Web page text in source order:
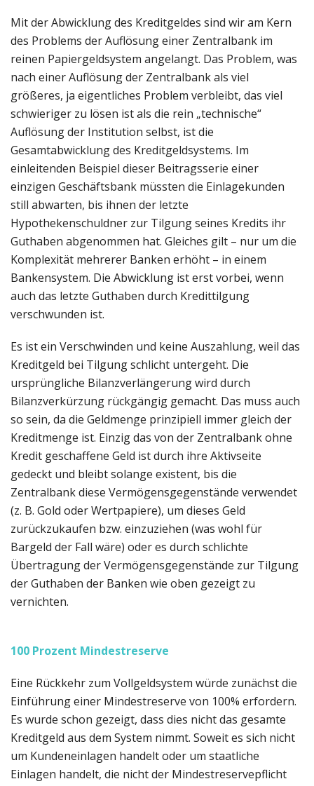
Mit der Abwicklung des Kreditgeldes sind wir am Kern
des Problems der Auflösung einer Zentralbank im
reinen Papiergeldsystem angelangt. Das Problem, was
nach einer Auflösung der Zentralbank als viel
größeres, ja eigentliches Problem verbleibt, das viel
schwieriger zu lösen ist als die rein „technische“
Auflösung der Institution selbst, ist die
Gesamtabwicklung des Kreditgeldsystems. Im
einleitenden Beispiel dieser Beitragsserie einer
einzigen Geschäftsbank müssten die Einlagekunden
still abwarten, bis ihnen der letzte
Hypothekenschuldner zur Tilgung seines Kredits ihr
Guthaben abgenommen hat. Gleiches gilt – nur um die
Komplexität mehrerer Banken erhöht – in einem
Bankensystem. Die Abwicklung ist erst vorbei, wenn
auch das letzte Guthaben durch Kredittilgung
verschwunden ist.
Es ist ein Verschwinden und keine Auszahlung, weil das
Kreditgeld bei Tilgung schlicht untergeht. Die
ursprüngliche Bilanzverlängerung wird durch
Bilanzverkürzung rückgängig gemacht. Das muss auch
so sein, da die Geldmenge prinzipiell immer gleich der
Kreditmenge ist. Einzig das von der Zentralbank ohne
Kredit geschaffene Geld ist durch ihre Aktivseite
gedeckt und bleibt solange existent, bis die
Zentralbank diese Vermögensgegenstände verwendet
(z. B. Gold oder Wertpapiere), um dieses Geld
zurückzukaufen bzw. einzuziehen (was wohl für
Bargeld der Fall wäre) oder es durch schlichte
Übertragung der Vermögensgegenstände zur Tilgung
der Guthaben der Banken wie oben gezeigt zu
vernichten.
100 Prozent Mindestreserve
Eine Rückkehr zum Vollgeldsystem würde zunächst die
Einführung einer Mindestreserve von 100% erfordern.
Es wurde schon gezeigt, dass dies nicht das gesamte
Kreditgeld aus dem System nimmt. Soweit es sich nicht
um Kundeneinlagen handelt oder um staatliche
Einlagen handelt, die nicht der Mindestreservepflicht